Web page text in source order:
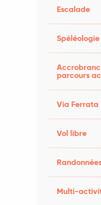
Escalade
Spéléologie
parcours
Via Ferrata
Vol libre
Multi-
Une véritable
pour se pauser,
tour du chapiteau.
! prends ton